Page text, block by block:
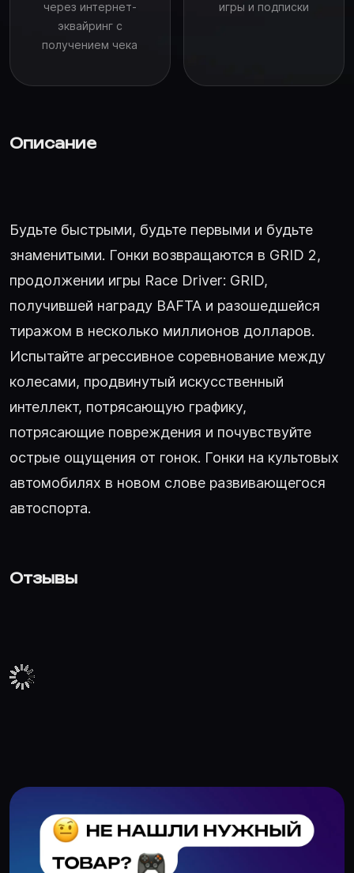
через интернет-
эквайринг с
получением чека
игры и подписки
Описание
Будьте быстрыми, будьте первыми и будьте
знаменитыми. Гонки возвращаются в GRID 2,
продолжении игры Race Driver: GRID,
получившей награду BAFTA и разошедшейся
тиражом в несколько миллионов долларов.
Испытайте агрессивное соревнование между
колесами, продвинутый искусственный
интеллект, потрясающую графику,
потрясающие повреждения и почувствуйте
острые ощущения от гонок. Гонки на культовых
автомобилях в новом слове развивающегося
автоспорта.
Отзывы